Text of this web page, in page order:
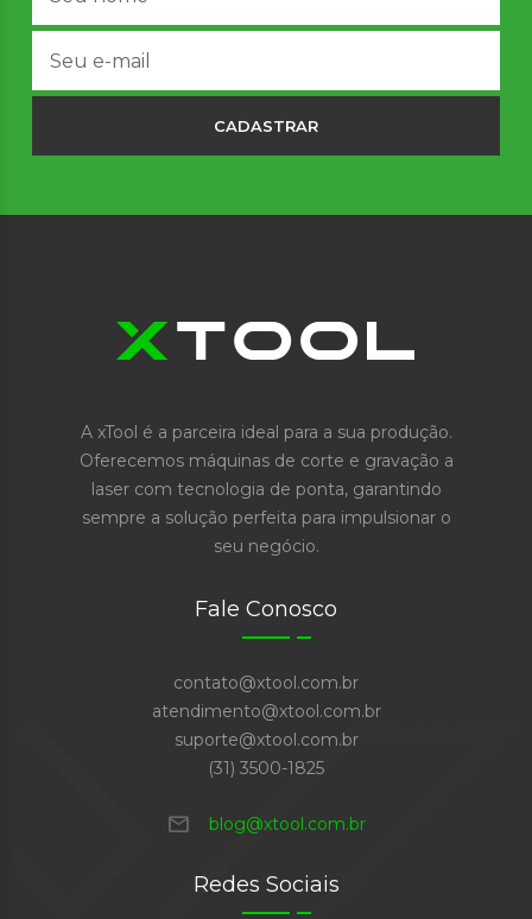
CADASTRAR
A xTool é a parceira ideal para a sua produção.
Oferecemos máquinas de corte e gravação a
laser com tecnologia de ponta, garantindo
sempre a solução perfeita para impulsionar o
seu negócio.
Fale Conosco
contato@xtool.com.br
atendimento@xtool.com.br
suporte@xtool.com.br
(31) 3500-1825
mail blog@xtool.com.br
Redes Sociais